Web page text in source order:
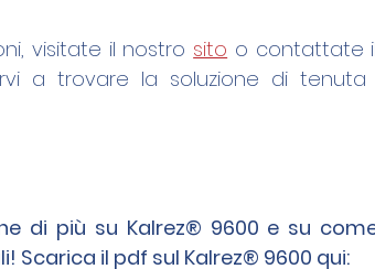
visitate il nostro sito o contattate
a trovare la soluzione di
di più su Kalrez® 9600 e su
Scarica il pdf sul Kalrez® 9600 qui: